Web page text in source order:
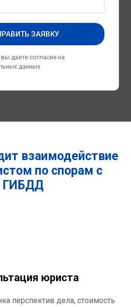
ЗАЯВКУ
даете согласие на
данных
взаимодействие
по спорам с
ГИБДД
юриста
перспектив дела, стоимость